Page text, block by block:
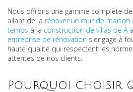
Nous offrons une gamme complète
allant de la rénover un mur de maison
temps à la construction de villas de A
entreprise de rénovation s'engage à
haute qualité qui respectent les
attentes de nos clients.
Pourquoi choisir